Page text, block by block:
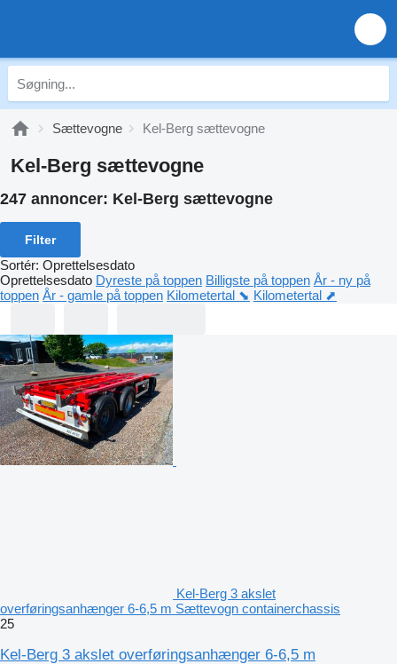
Sættevogne Kel-Berg sættevogne
Kel-Berg sættevogne
247 annoncer: Kel-Berg sættevogne
Filter
Sortér: Oprettelsesdato
Oprettelsesdato Dyreste på toppen Billigste på toppen År - ny på
toppen År - gamle på toppen Kilometertal ⬊ Kilometertal ⬈
Kel-Berg 3 akslet
overføringsanhænger 6-6,5 m Sættevogn containerchassis
25
Kel-Berg 3 akslet overføringsanhænger 6-6,5 m